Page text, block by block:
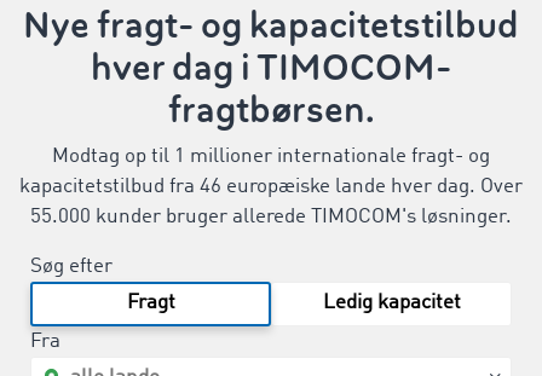
Nye fragt- og kapacitetstilbud
hver dag i TIMOCOM-
fragtbørsen.
Modtag op til 1 millioner internationale fragt- og
kapacitetstilbud fra 46 europæiske lande hver dag. Over
55.000 kunder bruger allerede TIMOCOM's løsninger.
Søg efter
Fragt
Ledig kapacitet
Fra